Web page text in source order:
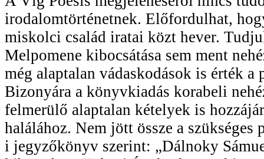
irodalomtörténetnek. Előfordulhat,
miskolci család iratai közt hever.
Melpomene kibocsátása sem ment
még alaptalan vádaskodások is érték a
Bizonyára a könyvkiadás korabeli
felmerülő alaptalan kételyek is
halálához. Nem jött össze a szükséges
i jegyzőkönyv szerint: „Dálnoky